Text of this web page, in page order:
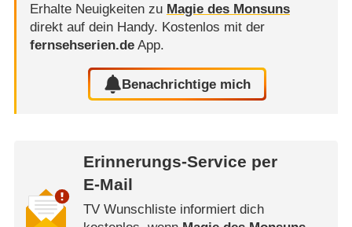
Erhalte Neuigkeiten zu Magie des Monsuns
direkt auf dein Handy. Kostenlos mit der
fernsehserien.deApp.
Benachrichtige mich
Erinnerungs-Service per
E-Mail
TV Wunschliste informiert dich